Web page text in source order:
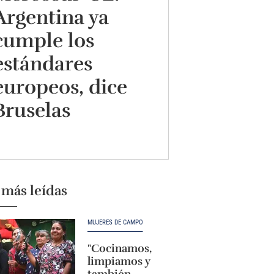
ya
los
dice
leídas
MUJERES DE CAMPO
"Cocinamos,
limpiamos y